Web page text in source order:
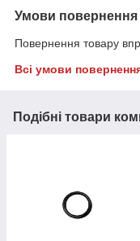
Умови повернення
Повернення товару
Всі умови
Подібні товари